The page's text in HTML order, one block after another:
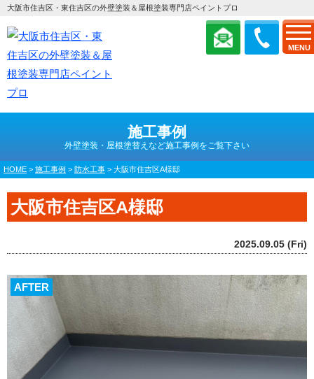
MENU
大阪市住吉区・東住吉区の外壁塗装＆屋根塗装専門店ペイントプロ
施工事例
外壁塗装・屋根塗替えなど施工事例をご覧下さい
HOME > 施工事例 > 防水工事 > 大阪市住吉区A様邸
大阪市住吉区A様邸
2025.09.05 (Fri)
AFTER